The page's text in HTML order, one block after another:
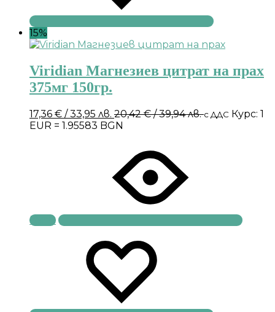
15%
Viridian Магнезиев цитрат на прах
375мг 150гр.
17,36 € / 33,95 лв. 20,42€/ 39,94 лв.с ДДС Курс: 1
EUR = 1.95583 BGN
Купи